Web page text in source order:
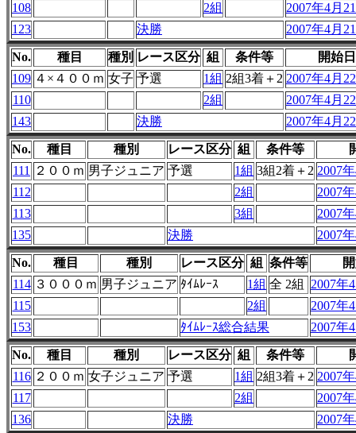
108
2組
2007年4月
123
決勝 2007年4月
No. 種目 種別 レース区分 組 条件等
開始
109 ４×４００ｍ 女子 予選 1組 2組3着＋2 2007年4月
110
2組
2007年4月
143
決勝 2007年4月
No. 種目 種別 レース区分 組 条件等
111
２００ｍ 男子ジュニア 予選 1組 3組2着＋2 2007
112
2組
2007
113
3組
2007
135
決勝 2007
No. 種目 種別 レース区分 組 条件等
114 ３０００ｍ 男子ジュニア ﾀｲﾑﾚｰｽ 1組 全 2組
2007年
115
2組
2007年
153
ﾀｲﾑﾚｰｽ総合結果 2007年
No. 種目 種別 レース区分 組 条件等
116 ２００ｍ 女子ジュニア 予選 1組 2組3着＋2 2007
117
2組
2007
136
決勝 2007